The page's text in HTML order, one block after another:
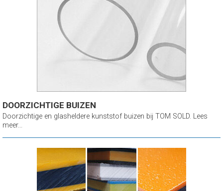
DOORZICHTIGE BUIZEN
Doorzichtige en glasheldere kunststof buizen bij TOM SOLD. Lees
meer...